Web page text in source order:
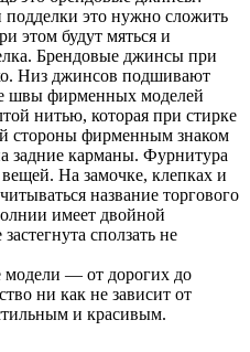
это нужно сложить
этом будут мяться и
Брендовые джинсы при
Низ джинсов подшивают
швы фирменных моделей
нитью, которая при стирке
стороны фирменным знаком
задние карманы. Фурнитура
На замочке, клепках и
название торгового
имеет двойной
сползать не
— от дорогих до
ни как не зависит от
и красивым.